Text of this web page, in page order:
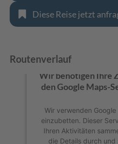
Diese Reise jetzt
Routenverlauf
Wir benötigen Ihre
den Google Maps-
Wir verwenden
einzubetten. Dieser
Ihren Aktivitäten
die Details durch und